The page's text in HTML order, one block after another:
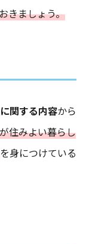
きましょう。
関する内容から
住みよい暮らし
を身につけている